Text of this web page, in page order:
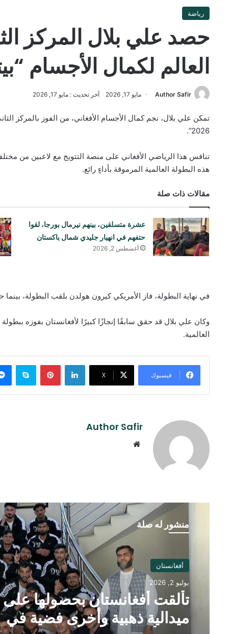
رياضة
حصد علي بلال المركز
العالم لكمال الأجسام
Author Safir مايو 17, 2026 آخر تحديث : مايو 17, 2026
تمكن علي بلال، نجم كمال الأجسام الأفغاني، من الفوز بالمركز
2026”.
تنافس هذا الرياضي الأفغاني على منصة التتويج مع لاعبين من
هذه البطولة العالمية المرموقة بأداءٍ رائع.
مقالات ذات صلة
عشرة متسلقين، بينهم نيرمال بورجا، لقوا
حتفهم في انهيار جليدي شمال باكستان
أغسطس 2, 2026
في نهاية البطولة، فاز الأمريكي كيرون هولدن بلقب البطولة،
وكان علي بلال قد حقق سابقًا إنجازًا كبيرًا لأفغانستان بفوزه
العالمية.
فيسبوك ‫X
لينكدإن بينتيريست
Author Safir
منشور له صلة
أفغانستان
يوليو 2, 2026
تألقت أفغانستان بحصولها على
ميدالية ذهبية وأخرى فضية في